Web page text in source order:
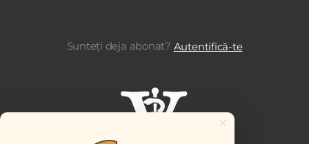
Sunteți deja abonat? Autentifică-te
×